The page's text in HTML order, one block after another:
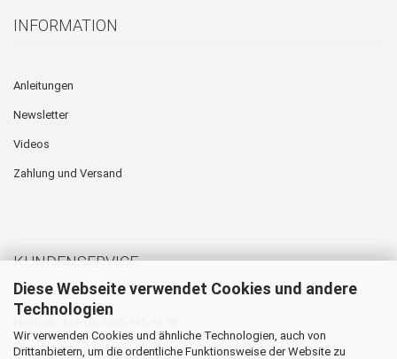
Diese Webseite verwendet Cookies und andere
Technologien
Wir verwenden Cookies und ähnliche Technologien, auch von
Drittanbietern, um die ordentliche Funktionsweise der Website zu
INFORMATION
Anleitungen
Newsletter
Videos
Zahlung und Versand
KUNDENSERVICE
Hotline: +49 (0) 5905 945 98 70
Mo. - Do. von 07:30 - 16:00 Uhr